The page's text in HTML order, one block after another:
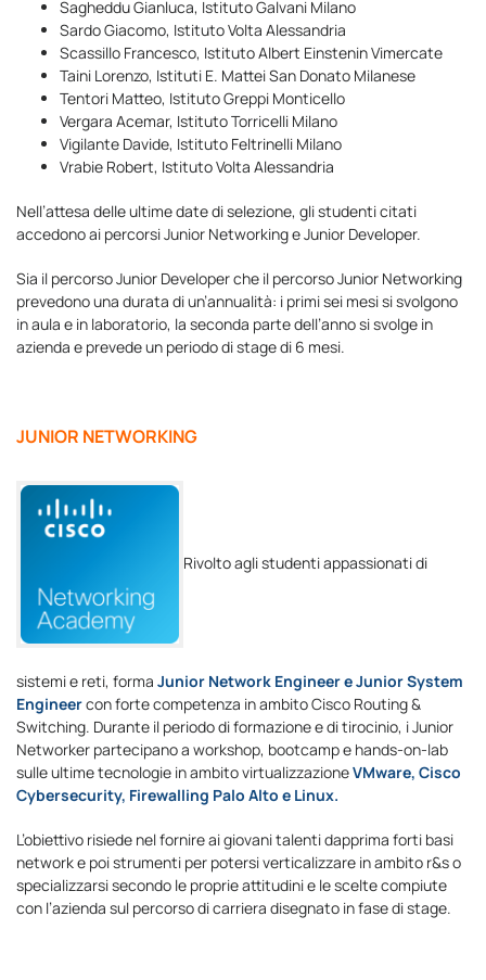
Sagheddu Gianluca, Istituto Galvani Milano
Sardo Giacomo, Istituto Volta Alessandria
Scassillo Francesco, Istituto Albert Einstenin Vimercate
Taini Lorenzo, Istituti E. Mattei San Donato Milanese
Tentori Matteo, Istituto Greppi Monticello
Vergara Acemar, Istituto Torricelli Milano
Vigilante Davide, Istituto Feltrinelli Milano
Vrabie Robert, Istituto Volta Alessandria
Nell’attesa delle ultime date di selezione, gli studenti citati
accedono ai percorsi Junior Networking e Junior Developer.
Sia il percorso Junior Developer che il percorso Junior Networking
prevedono una durata di un’annualità: i primi sei mesi si svolgono
in aula e in laboratorio, la seconda parte dell’anno si svolge in
azienda e prevede un periodo di stage di 6 mesi.
JUNIOR NETWORKING
Rivolto agli studenti appassionati di
sistemi e reti, forma Junior Network Engineer e Junior System
Engineercon forte competenza in ambito Cisco Routing &
Switching. Durante il periodo di formazione e di tirocinio, i Junior
Networker partecipano a workshop, bootcamp e hands-on-lab
sulle ultime tecnologie in ambito virtualizzazioneVMware, Cisco
Cybersecurity, Firewalling Palo Alto e Linux.
L’obiettivo risiede nel fornire ai giovani talenti dapprima forti basi
network e poi strumenti per potersi verticalizzare in ambito r&s o
specializzarsi secondo le proprie attitudini e le scelte compiute
con l’azienda sul percorso di carriera disegnato in fase di stage.